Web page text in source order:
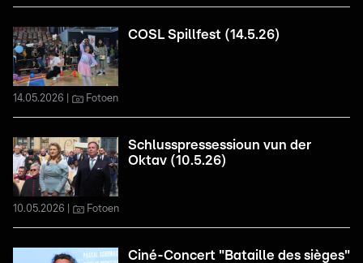
COSL Spillfest (14.5.26)
14.05.2026 Fotoen
Schlusspressessioun vun der
Oktav (10.5.26)
10.05.2026 Fotoen
Ciné-Concert "Bataille des sièges"